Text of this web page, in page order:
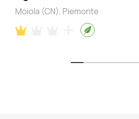
Moiola (CN), Piemonte